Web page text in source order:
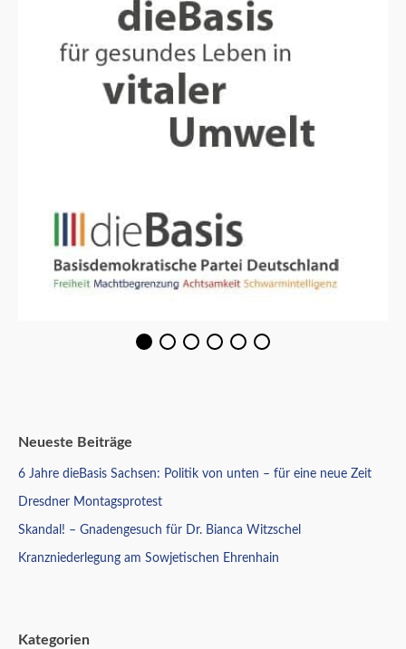
Neueste Beiträge
6 Jahre dieBasis Sachsen: Politik von unten – für eine neue Zeit
Dresdner Montagsprotest
Skandal! – Gnadengesuch für Dr. Bianca Witzschel
Kranzniederlegung am Sowjetischen Ehrenhain
Kategorien